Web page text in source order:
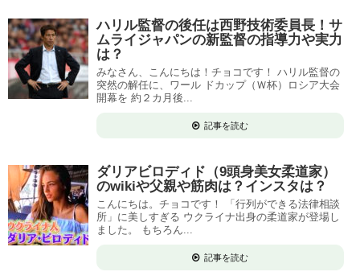
ハリル監督の後任は西野技術委員長！サ
ムライジャパンの新監督の指導力や実力
は？
みなさん、こんにちは！チョコです！ ハリル監督の
突然の解任に、ワール ドカップ（Ｗ杯）ロシア大会
開幕を 約２カ月後...
記事を読む
ダリアビロディド（9頭身美女柔道家）
のwikiや父親や筋肉は？インスタは？
こんにちは。チョコです！ 「行列ができる法律相談
所」に美しすぎる ウクライナ出身の柔道家が登場し
ました。 もちろん...
記事を読む